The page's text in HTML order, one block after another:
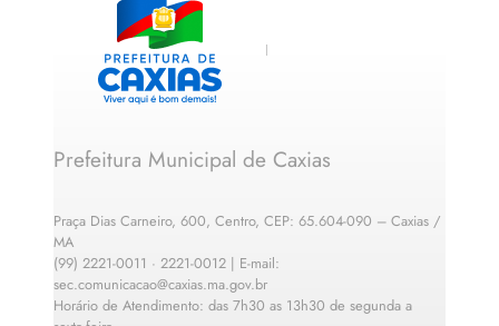
Prefeitura Municipal de Caxias
Praça Dias Carneiro, 600, Centro, CEP: 65.604-090 – Caxias /
MA
(99) 2221-0011 · 2221-0012 | E-mail:
sec.comunicacao@caxias.ma.gov.br
Horário de Atendimento: das 7h30 as 13h30 de segunda a